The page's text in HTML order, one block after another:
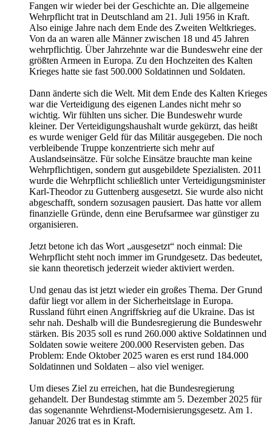
Fangen wir wieder bei der Geschichte an. Die allgemeine
Wehrpflicht trat in Deutschland am 21. Juli 1956 in Kraft.
Also einige Jahre nach dem Ende des Zweiten Weltkrieges.
Von da an waren alle Männer zwischen 18 und 45 Jahren
wehrpflichtig. Über Jahrzehnte war die Bundeswehr eine der
größten Armeen in Europa. Zu den Hochzeiten des Kalten
Krieges hatte sie fast 500.000 Soldatinnen und Soldaten.
Dann änderte sich die Welt. Mit dem Ende des Kalten Krieges
war die Verteidigung des eigenen Landes nicht mehr so
wichtig. Wir fühlten uns sicher. Die Bundeswehr wurde
kleiner. Der Verteidigungshaushalt wurde gekürzt, das heißt
es wurde weniger Geld für das Militär ausgegeben. Die noch
verbleibende Truppe konzentrierte sich mehr auf
Auslandseinsätze. Für solche Einsätze brauchte man keine
Wehrpflichtigen, sondern gut ausgebildete Spezialisten. 2011
wurde die Wehrpflicht schließlich unter Verteidigungsminister
Karl-Theodor zu Guttenberg ausgesetzt. Sie wurde also nicht
abgeschafft, sondern sozusagen pausiert. Das hatte vor allem
finanzielle Gründe, denn eine Berufsarmee war günstiger zu
organisieren.
Jetzt betone ich das Wort „ausgesetzt“ noch einmal: Die
Wehrpflicht steht noch immer im Grundgesetz. Das bedeutet,
sie kann theoretisch jederzeit wieder aktiviert werden.
Und genau das ist jetzt wieder ein großes Thema. Der Grund
dafür liegt vor allem in der Sicherheitslage in Europa.
Russland führt einen Angriffskrieg auf die Ukraine. Das ist
sehr nah. Deshalb will die Bundesregierung die Bundeswehr
stärken. Bis 2035 soll es rund 260.000 aktive Soldatinnen und
Soldaten sowie weitere 200.000 Reservisten geben. Das
Problem: Ende Oktober 2025 waren es erst rund 184.000
Soldatinnen und Soldaten – also viel weniger.
Um dieses Ziel zu erreichen, hat die Bundesregierung
gehandelt. Der Bundestag stimmte am 5. Dezember 2025 für
das sogenannte Wehrdienst-Modernisierungsgesetz. Am 1.
Januar 2026 trat es in Kraft.